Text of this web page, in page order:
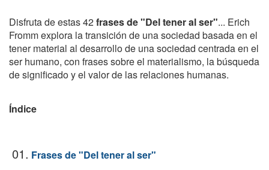
Disfruta de estas 42frases de "Del tener al ser"... Erich
Fromm explora la transición de una sociedad basada en el
tener material al desarrollo de una sociedad centrada en el
ser humano, con frases sobre el materialismo, la búsqueda
de significado y el valor de las relaciones humanas.
Índice
01. Frases de "Del tener al ser"